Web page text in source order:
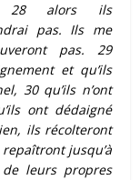
alors ils
pas. Ils me
pas. 29
et qu’ils
30 qu’ils n’ont
ont dédaigné
ils récolteront
jusqu’à
de leurs propres